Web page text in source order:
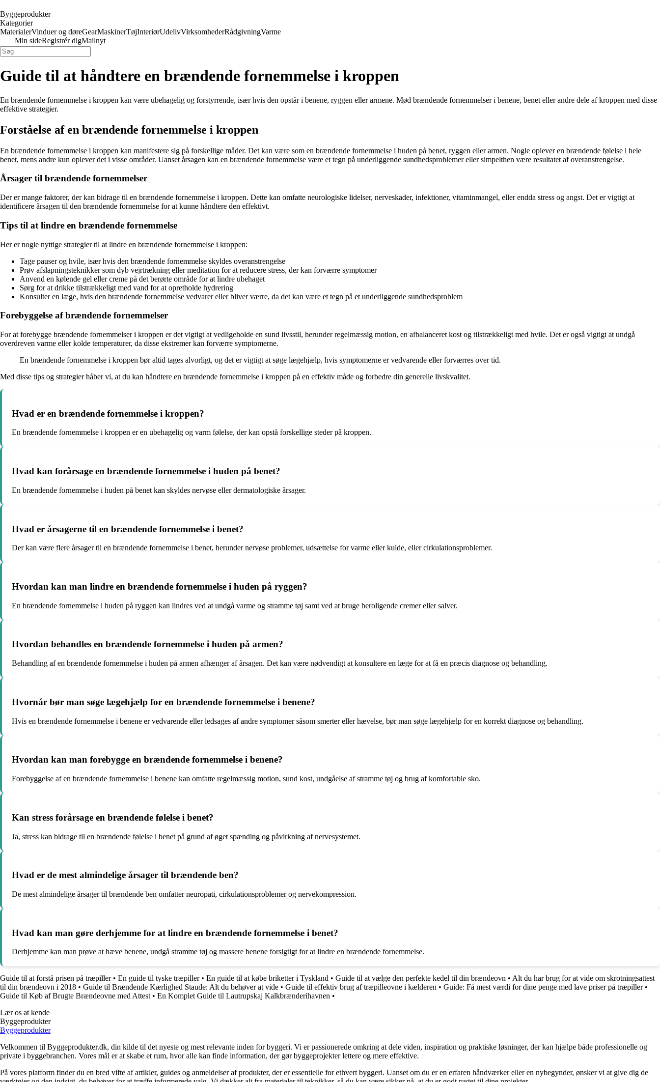
Byggeprodukter
Kategorier
MaterialerVinduer og døreGearMaskinerTøjInteriørUdelivVirksomhederRådgivningVarme
Min sideRegistrér digMailnyt
Guide til at håndtere en brændende fornemmelse i kroppen
En brændende fornemmelse i kroppen kan være ubehagelig og forstyrrende, især hvis den opstår i benene, ryggen eller armene. Mød brændende fornemmelser i benene, benet eller andre dele af kroppen med disse
effektive strategier.
Forståelse af en brændende fornemmelse i kroppen
En brændende fornemmelse i kroppen kan manifestere sig på forskellige måder. Det kan være som en brændende fornemmelse i huden på benet, ryggen eller armen. Nogle oplever en brændende følelse i hele
benet, mens andre kun oplever det i visse områder. Uanset årsagen kan en brændende fornemmelse være et tegn på underliggende sundhedsproblemer eller simpelthen være resultatet af overanstrengelse.
Årsager til brændende fornemmelser
Der er mange faktorer, der kan bidrage til en brændende fornemmelse i kroppen. Dette kan omfatte neurologiske lidelser, nerveskader, infektioner, vitaminmangel, eller endda stress og angst. Det er vigtigt at
identificere årsagen til den brændende fornemmelse for at kunne håndtere den effektivt.
Tips til at lindre en brændende fornemmelse
Her er nogle nyttige strategier til at lindre en brændende fornemmelse i kroppen:
Tage pauser og hvile, især hvis den brændende fornemmelse skyldes overanstrengelse
Prøv afslapningsteknikker som dyb vejrtrækning eller meditation for at reducere stress, der kan forværre symptomer
Anvend en kølende gel eller creme på det berørte område for at lindre ubehaget
Sørg for at drikke tilstrækkeligt med vand for at opretholde hydrering
Konsulter en læge, hvis den brændende fornemmelse vedvarer eller bliver værre, da det kan være et tegn på et underliggende sundhedsproblem
Forebyggelse af brændende fornemmelser
For at forebygge brændende fornemmelser i kroppen er det vigtigt at vedligeholde en sund livsstil, herunder regelmæssig motion, en afbalanceret kost og tilstrækkeligt med hvile. Det er også vigtigt at undgå
overdreven varme eller kolde temperaturer, da disse ekstremer kan forværre symptomerne.
En brændende fornemmelse i kroppen bør altid tages alvorligt, og det er vigtigt at søge lægehjælp, hvis symptomerne er vedvarende eller forværres over tid.
Med disse tips og strategier håber vi, at du kan håndtere en brændende fornemmelse i kroppen på en effektiv måde og forbedre din generelle livskvalitet.
Hvad er en brændende fornemmelse i kroppen?
En brændende fornemmelse i kroppen er en ubehagelig og varm følelse, der kan opstå forskellige steder på kroppen.
Hvad kan forårsage en brændende fornemmelse i huden på benet?
En brændende fornemmelse i huden på benet kan skyldes nervøse eller dermatologiske årsager.
Hvad er årsagerne til en brændende fornemmelse i benet?
Der kan være flere årsager til en brændende fornemmelse i benet, herunder nervøse problemer, udsættelse for varme eller kulde, eller cirkulationsproblemer.
Hvordan kan man lindre en brændende fornemmelse i huden på ryggen?
En brændende fornemmelse i huden på ryggen kan lindres ved at undgå varme og stramme tøj samt ved at bruge beroligende cremer eller salver.
Hvordan behandles en brændende fornemmelse i huden på armen?
Behandling af en brændende fornemmelse i huden på armen afhænger af årsagen. Det kan være nødvendigt at konsultere en læge for at få en præcis diagnose og behandling.
Hvornår bør man søge lægehjælp for en brændende fornemmelse i benene?
Hvis en brændende fornemmelse i benene er vedvarende eller ledsages af andre symptomer såsom smerter eller hævelse, bør man søge lægehjælp for en korrekt diagnose og behandling.
Hvordan kan man forebygge en brændende fornemmelse i benene?
Forebyggelse af en brændende fornemmelse i benene kan omfatte regelmæssig motion, sund kost, undgåelse af stramme tøj og brug af komfortable sko.
Kan stress forårsage en brændende følelse i benet?
Ja, stress kan bidrage til en brændende følelse i benet på grund af øget spænding og påvirkning af nervesystemet.
Hvad er de mest almindelige årsager til brændende ben?
De mest almindelige årsager til brændende ben omfatter neuropati, cirkulationsproblemer og nervekompression.
Hvad kan man gøre derhjemme for at lindre en brændende fornemmelse i benet?
Derhjemme kan man prøve at hæve benene, undgå stramme tøj og massere benene forsigtigt for at lindre en brændende fornemmelse.
Guide til at forstå prisen på træpiller• En guide til tyske træpiller• En guide til at købe briketter i Tyskland • Guide til at vælge den perfekte kedel til din brændeovn • Alt du har brug for at vide om skrotningsattest
til din brændeovn i 2018 • Guide til Brændende Kærlighed Staude: Alt du behøver at vide • Guide til effektiv brug af træpilleovne i kælderen • Guide: Få mest værdi for dine penge med lave priser på træpiller•
Guide til Køb af Brugte Brændeovne med Attest • En Komplet Guide til Lautrupskaj Kalkbrænderihavnen •
Lær os at kende
Byggeprodukter
Byggeprodukter
Velkommen til Byggeprodukter.dk, din kilde til det nyeste og mest relevante inden for byggeri. Vi er passionerede omkring at dele viden, inspiration og praktiske løsninger, der kan hjælpe både professionelle og
private i byggebranchen. Vores mål er at skabe et rum, hvor alle kan finde information, der gør byggeprojekter lettere og mere effektive.
På vores platform finder du en bred vifte af artikler, guides og anmeldelser af produkter, der er essentielle for ethvert byggeri. Uanset om du er en erfaren håndværker eller en nybegynder, ønsker vi at give dig de